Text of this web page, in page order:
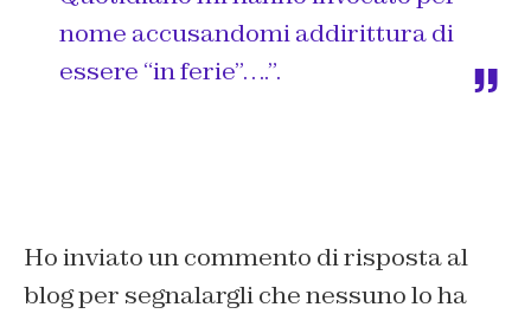
nome accusandomi addirittura di
essere “in ferie”….”.
Ho inviato un commento di risposta al
blog per segnalargli che nessuno lo ha